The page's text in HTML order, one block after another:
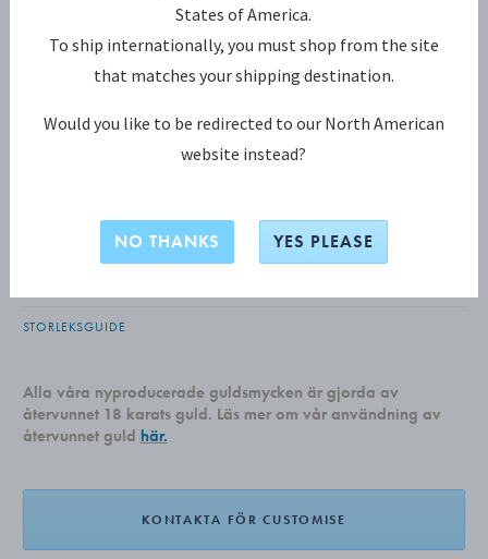
MAGIC ring
STORLEKSGUIDE
Alla våra nyproducerade guldsmycken är gjorda av
återvunnet 18 karats guld. Läs mer om vår användning av
återvunnet guld här.
KONTAKTA FÖR CUSTOMISE
States of America.
To ship internationally, you must shop from the site
that matches your shipping destination.
Would you like to be redirected to our North American
website instead?
NO THANKS YES PLEASE